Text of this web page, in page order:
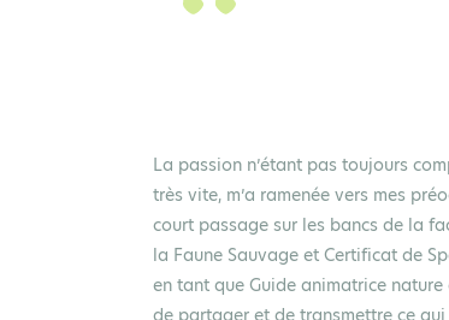
La passion n’étant pas toujours
très vite, m’a ramenée vers mes
court passage sur les bancs de la
la Faune Sauvage et Certificat de
en tant que Guide animatrice nature
de partager et de transmettre ce qui